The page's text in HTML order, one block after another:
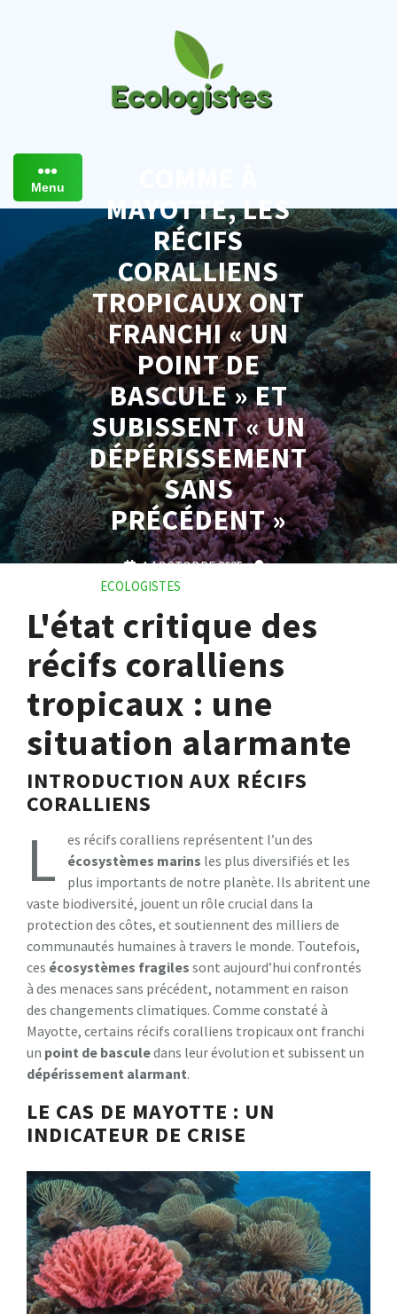
Menu
MAYOTTE, LES
RÉCIFS
CORALLIENS
TROPICAUX ONT
FRANCHI « UN
POINT DE
BASCULE » ET
SUBISSENT « UN
DÉPÉRISSEMENT
SANS
PRÉCÉDENT »
14 OCTOBRE 2025
ECOLOGISTES
L'état critique des
récifs coralliens
tropicaux : une
situation alarmante
INTRODUCTION AUX RÉCIFS
CORALLIENS
L
es récifs coralliens représentent l’un des
écosystèmes marins les plus diversifiés et les
plus importants de notre planète. Ils abritent une
vaste biodiversité, jouent un rôle crucial dans la
protection des côtes, et soutiennent des milliers de
communautés humaines à travers le monde. Toutefois,
ces écosystèmes fragiles sont aujourd’hui confrontés
à des menaces sans précédent, notamment en raison
des changements climatiques. Comme constaté à
Mayotte, certains récifs coralliens tropicaux ont franchi
un point de basculedans leur évolution et subissent un
dépérissement alarmant.
LE CAS DE MAYOTTE : UN
INDICATEUR DE CRISE